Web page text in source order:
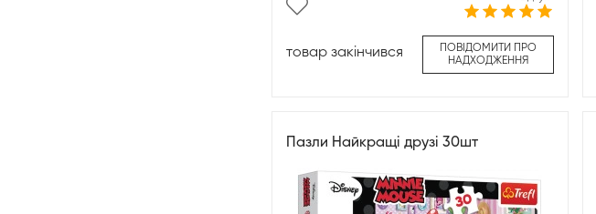
товар закінчився
ПОВІДОМИТИ ПРО
НАДХОДЖЕННЯ
Пазли Найкращі друзі 30шт